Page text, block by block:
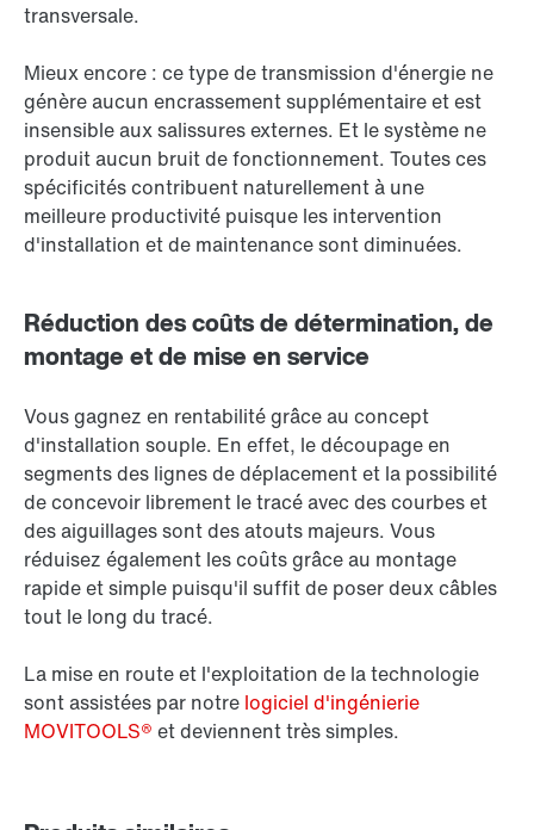
transversale.
Mieux encore : ce type de transmission d'énergie ne
génère aucun encrassement supplémentaire et est
insensible aux salissures externes. Et le système ne
produit aucun bruit de fonctionnement. Toutes ces
spécificités contribuent naturellement à une
meilleure productivité puisque les intervention
d'installation et de maintenance sont diminuées.
Réduction des coûts de détermination, de
montage et de mise en service
Vous gagnez en rentabilité grâce au concept
d'installation souple. En effet, le découpage en
segments des lignes de déplacement et la possibilité
de concevoir librement le tracé avec des courbes et
des aiguillages sont des atouts majeurs. Vous
réduisez également les coûts grâce au montage
rapide et simple puisqu'il suffit de poser deux câbles
tout le long du tracé.
La mise en route et l'exploitation de la technologie
sont assistées par notre logiciel d'ingénierie
MOVITOOLS® et deviennent très simples.